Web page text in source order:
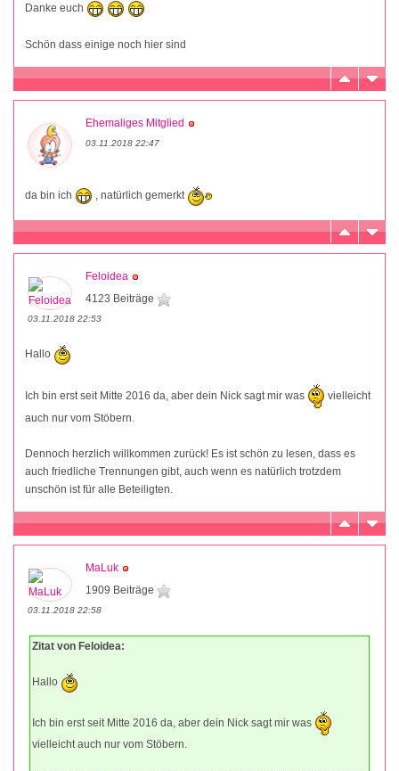
Danke euch
Schön dass einige noch hier sind
Ehemaliges Mitglied
03.11.2018 22:47
da bin ich , natürlich gemerkt
Feloidea
4123 Beiträge
03.11.2018 22:53
Hallo
Ich bin erst seit Mitte 2016 da, aber dein Nick sagt mir was
vielleicht
auch nur vom Stöbern.
Dennoch herzlich willkommen zurück! Es ist schön zu lesen, dass es
auch friedliche Trennungen gibt, auch wenn es natürlich trotzdem
unschön ist für alle Beteiligten.
MaLuk
1909 Beiträge
03.11.2018 22:58
Zitat von Feloidea:
Hallo
Ich bin erst seit Mitte 2016 da, aber dein Nick sagt mir was
vielleicht auch nur vom Stöbern.